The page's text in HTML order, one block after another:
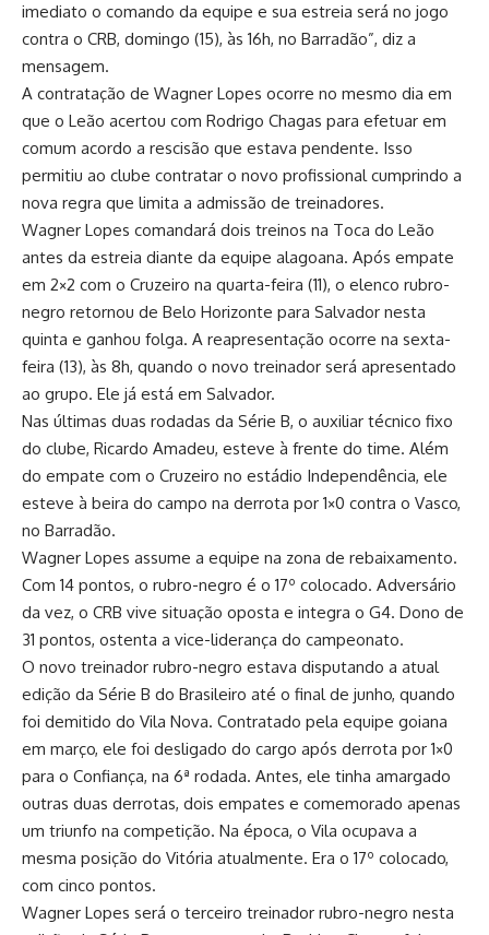
imediato o comando da equipe e sua estreia será no jogo
contra o CRB, domingo (15), às 16h, no Barradão”, diz a
mensagem.
A contratação de Wagner Lopes ocorre no mesmo dia em
que o Leão acertou com Rodrigo Chagas para efetuar em
comum acordo a rescisão que estava pendente. Isso
permitiu ao clube contratar o novo profissional cumprindo a
nova regra que limita a admissão de treinadores.
Wagner Lopes comandará dois treinos na Toca do Leão
antes da estreia diante da equipe alagoana. Após empate
em 2×2 com o Cruzeiro na quarta-feira (11), o elenco rubro-
negro retornou de Belo Horizonte para Salvador nesta
quinta e ganhou folga. A reapresentação ocorre na sexta-
feira (13), às 8h, quando o novo treinador será apresentado
ao grupo. Ele já está em Salvador.
Nas últimas duas rodadas da Série B, o auxiliar técnico fixo
do clube, Ricardo Amadeu, esteve à frente do time. Além
do empate com o Cruzeiro no estádio Independência, ele
esteve à beira do campo na derrota por 1×0 contra o Vasco,
no Barradão.
Wagner Lopes assume a equipe na zona de rebaixamento.
Com 14 pontos, o rubro-negro é o 17º colocado. Adversário
da vez, o CRB vive situação oposta e integra o G4. Dono de
31 pontos, ostenta a vice-liderança do campeonato.
O novo treinador rubro-negro estava disputando a atual
edição da Série B do Brasileiro até o final de junho, quando
foi demitido do Vila Nova. Contratado pela equipe goiana
em março, ele foi desligado do cargo após derrota por 1×0
para o Confiança, na 6ª rodada. Antes, ele tinha amargado
outras duas derrotas, dois empates e comemorado apenas
um triunfo na competição. Na época, o Vila ocupava a
mesma posição do Vitória atualmente. Era o 17º colocado,
com cinco pontos.
Wagner Lopes será o terceiro treinador rubro-negro nesta